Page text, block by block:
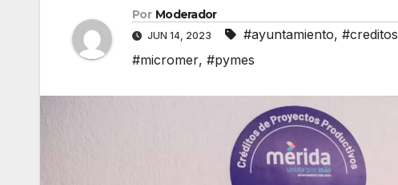
Por Moderador
JUN 14, 2023 #ayuntamiento, #creditos
#micromer, #pymes